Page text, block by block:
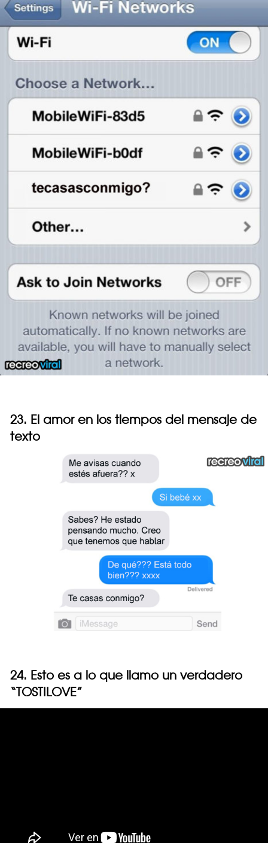
23. El amor en los tiempos del mensaje de
texto
24. Esto es a lo que llamo un verdadero
“TOSTILOVE”